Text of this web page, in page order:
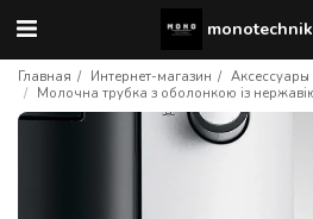
Главная Интернет-магазин
Аксессуары
Молочна трубка з оболонкою із